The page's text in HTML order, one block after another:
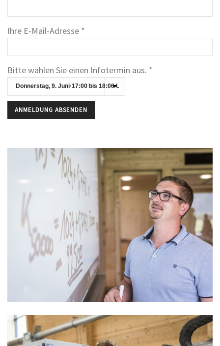
Ihre E-Mail-Adresse *
Bitte wählen Sie einen Infotermin aus. *
Bitte lasse dieses Feld leer.